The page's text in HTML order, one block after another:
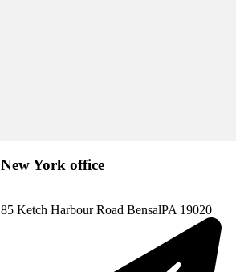
New York office
85 Ketch Harbour Road BensalPA 19020